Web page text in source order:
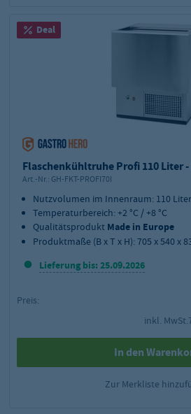
Deal
Flaschenkühltruhe Profi 110 Liter
Art.-Nr.: GH-FKT-PROFI70I
Nutzvolumen im Innenraum: 110 Liter
Temperaturbereich: +2 °C / +8 °C
Qualitätsprodukt Made in Europe
Produktmaße (B x T x H): 705 x 540 x
Lieferung bis: 25.09.2026
Preis:
inkl. MwSt.
In den
Zur Merkliste